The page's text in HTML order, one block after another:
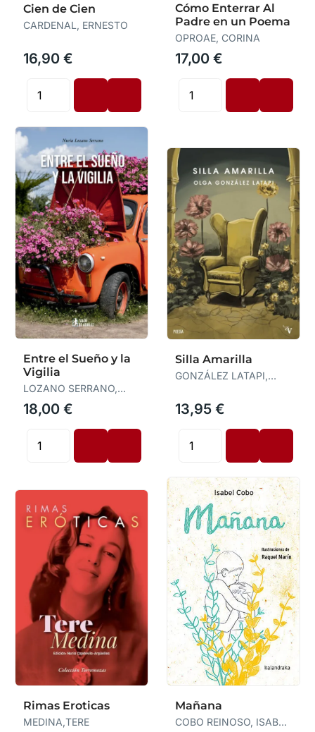
Cien de Cien
CARDENAL, ERNESTO
16,90 €
Cómo Enterrar Al
Padre en un Poema
OPROAE, CORINA
17,00 €
Entre el Sueño y la
Vigilia
LOZANO SERRANO,
NURIA
18,00 €
Silla Amarilla
GONZÁLEZ LATAPI,
13,95 €
Rimas Eroticas
MEDINA,TERE
Mañana
COBO REINOSO, ISABEL